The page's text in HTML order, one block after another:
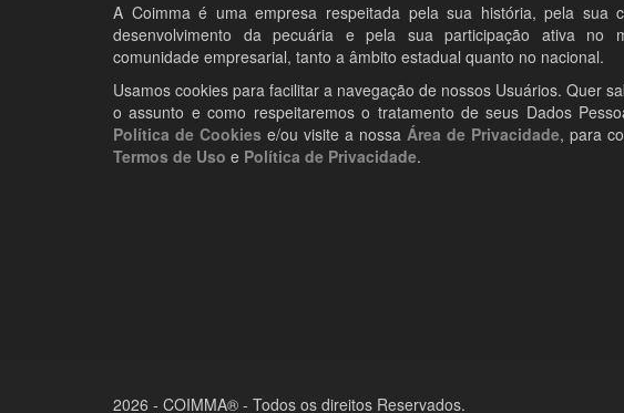
A Coimma é uma empresa respeitada pela sua história, pela sua
desenvolvimento da pecuária e pela sua participação ativa no
comunidade empresarial, tanto a âmbito estadual quanto no nacional.
Usamos cookies para facilitar a navegação de nossos Usuários. Quer
o assunto e como respeitaremos o tratamento de seus Dados
Política de Cookies e/ou visite a nossa Área de Privacidade, para
Termos de Uso e Política de Privacidade.
2026 - COIMMA® - Todos os direitos Reservados.